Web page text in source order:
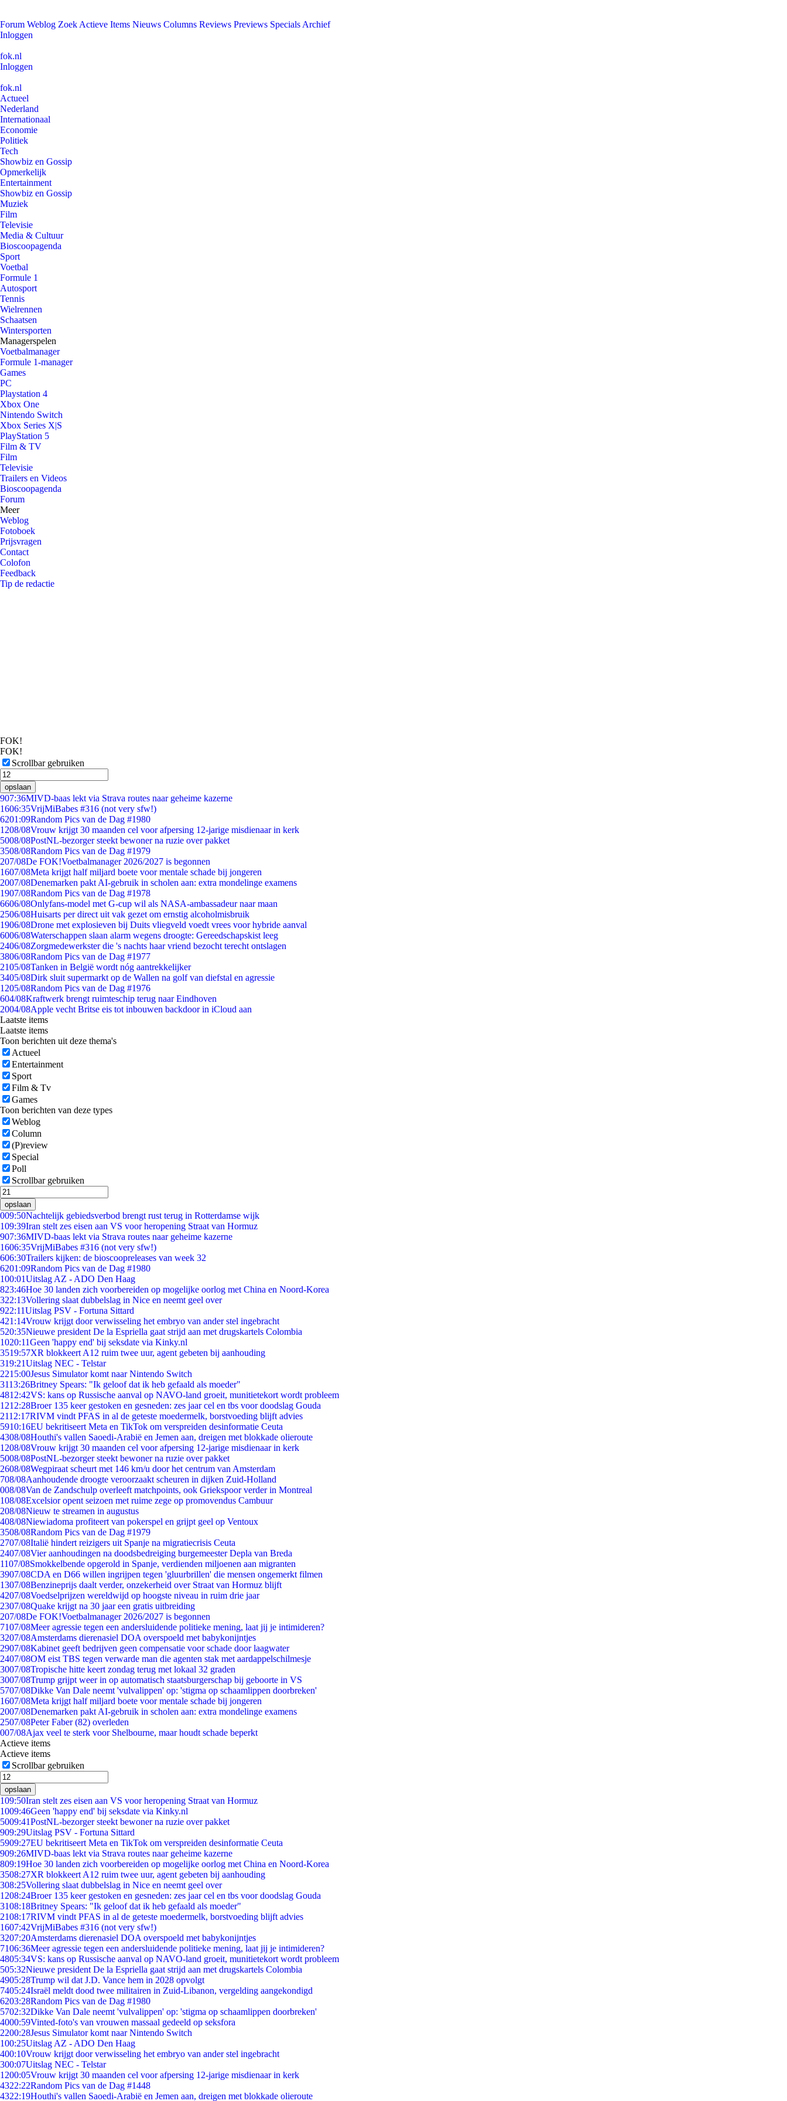
Forum Weblog Zoek Actieve Items Nieuws Columns Reviews Previews Specials Archief
Inloggen
fok.nl
Inloggen
fok.nl
Actueel
Nederland
Internationaal
Economie
Politiek
Tech
Showbiz en Gossip
Opmerkelijk
Entertainment
Showbiz en Gossip
Muziek
Film
Televisie
Media & Cultuur
Bioscoopagenda
Sport
Voetbal
Formule 1
Autosport
Tennis
Wielrennen
Schaatsen
Wintersporten
Managerspelen
Voetbalmanager
Formule 1-manager
Games
PC
Playstation 4
Xbox One
Nintendo Switch
Xbox Series X|S
PlayStation 5
Film & TV
Film
Televisie
Trailers en Videos
Bioscoopagenda
Forum
Meer
Weblog
Fotoboek
Prijsvragen
Contact
Colofon
Feedback
Tip de redactie
FOK!
FOK!
Scrollbar gebruiken
opslaan
907:36MIVD-baas lekt via Strava routes naar geheime kazerne
1606:35VrijMiBabes #316 (not very sfw!)
6201:09Random Pics van de Dag #1980
1208/08Vrouw krijgt 30 maanden cel voor afpersing 12-jarige misdienaar in kerk
5008/08PostNL-bezorger steekt bewoner na ruzie over pakket
3508/08Random Pics van de Dag #1979
207/08De FOK!Voetbalmanager 2026/2027 is begonnen
1607/08Meta krijgt half miljard boete voor mentale schade bij jongeren
2007/08Denemarken pakt AI-gebruik in scholen aan: extra mondelinge examens
1907/08Random Pics van de Dag #1978
6606/08Onlyfans-model met G-cup wil als NASA-ambassadeur naar maan
2506/08Huisarts per direct uit vak gezet om ernstig alcoholmisbruik
1906/08Drone met explosieven bij Duits vliegveld voedt vrees voor hybride aanval
6006/08Waterschappen slaan alarm wegens droogte: Gereedschapskist leeg
2406/08Zorgmedewerkster die 's nachts haar vriend bezocht terecht ontslagen
3806/08Random Pics van de Dag #1977
2105/08Tanken in België wordt nóg aantrekkelijker
3405/08Dirk sluit supermarkt op de Wallen na golf van diefstal en agressie
1205/08Random Pics van de Dag #1976
604/08Kraftwerk brengt ruimteschip terug naar Eindhoven
2004/08Apple vecht Britse eis tot inbouwen backdoor in iCloud aan
Laatste items
Laatste items
Toon berichten uit deze thema's
Actueel
Entertainment
Sport
Film & Tv
Games
Toon berichten van deze types
Weblog
Column
(P)review
Special
Poll
Scrollbar gebruiken
opslaan
009:50Nachtelijk gebiedsverbod brengt rust terug in Rotterdamse wijk
109:39Iran stelt zes eisen aan VS voor heropening Straat van Hormuz
907:36MIVD-baas lekt via Strava routes naar geheime kazerne
1606:35VrijMiBabes #316 (not very sfw!)
606:30Trailers kijken: de bioscoopreleases van week 32
6201:09Random Pics van de Dag #1980
100:01Uitslag AZ - ADO Den Haag
823:46Hoe 30 landen zich voorbereiden op mogelijke oorlog met China en Noord-Korea
322:13Vollering slaat dubbelslag in Nice en neemt geel over
922:11Uitslag PSV - Fortuna Sittard
421:14Vrouw krijgt door verwisseling het embryo van ander stel ingebracht
520:35Nieuwe president De la Espriella gaat strijd aan met drugskartels Colombia
1020:11Geen 'happy end' bij seksdate via Kinky.nl
3519:57XR blokkeert A12 ruim twee uur, agent gebeten bij aanhouding
319:21Uitslag NEC - Telstar
2215:00Jesus Simulator komt naar Nintendo Switch
3113:26Britney Spears: "Ik geloof dat ik heb gefaald als moeder"
4812:42VS: kans op Russische aanval op NAVO-land groeit, munitietekort wordt probleem
1212:28Broer 135 keer gestoken en gesneden: zes jaar cel en tbs voor doodslag Gouda
2112:17RIVM vindt PFAS in al de geteste moedermelk, borstvoeding blijft advies
5910:16EU bekritiseert Meta en TikTok om verspreiden desinformatie Ceuta
4308/08Houthi's vallen Saoedi-Arabië en Jemen aan, dreigen met blokkade olieroute
1208/08Vrouw krijgt 30 maanden cel voor afpersing 12-jarige misdienaar in kerk
5008/08PostNL-bezorger steekt bewoner na ruzie over pakket
2608/08Wegpiraat scheurt met 146 km/u door het centrum van Amsterdam
708/08Aanhoudende droogte veroorzaakt scheuren in dijken Zuid-Holland
008/08Van de Zandschulp overleeft matchpoints, ook Griekspoor verder in Montreal
108/08Excelsior opent seizoen met ruime zege op promovendus Cambuur
208/08Nieuw te streamen in augustus
408/08Niewiadoma profiteert van pokerspel en grijpt geel op Ventoux
3508/08Random Pics van de Dag #1979
2707/08Italië hindert reizigers uit Spanje na migratiecrisis Ceuta
2407/08Vier aanhoudingen na doodsbedreiging burgemeester Depla van Breda
1107/08Smokkelbende opgerold in Spanje, verdienden miljoenen aan migranten
3907/08CDA en D66 willen ingrijpen tegen 'gluurbrillen' die mensen ongemerkt filmen
1307/08Benzineprijs daalt verder, onzekerheid over Straat van Hormuz blijft
4207/08Voedselprijzen wereldwijd op hoogste niveau in ruim drie jaar
2307/08Quake krijgt na 30 jaar een gratis uitbreiding
207/08De FOK!Voetbalmanager 2026/2027 is begonnen
7107/08Meer agressie tegen een andersluidende politieke mening, laat jij je intimideren?
3207/08Amsterdams dierenasiel DOA overspoeld met babykonijntjes
2907/08Kabinet geeft bedrijven geen compensatie voor schade door laagwater
2407/08OM eist TBS tegen verwarde man die agenten stak met aardappelschilmesje
3007/08Tropische hitte keert zondag terug met lokaal 32 graden
3007/08Trump grijpt weer in op automatisch staatsburgerschap bij geboorte in VS
5707/08Dikke Van Dale neemt 'vulvalippen' op: 'stigma op schaamlippen doorbreken'
1607/08Meta krijgt half miljard boete voor mentale schade bij jongeren
2007/08Denemarken pakt AI-gebruik in scholen aan: extra mondelinge examens
2507/08Peter Faber (82) overleden
007/08Ajax veel te sterk voor Shelbourne, maar houdt schade beperkt
Actieve items
Actieve items
Scrollbar gebruiken
opslaan
109:50Iran stelt zes eisen aan VS voor heropening Straat van Hormuz
1009:46Geen 'happy end' bij seksdate via Kinky.nl
5009:41PostNL-bezorger steekt bewoner na ruzie over pakket
909:29Uitslag PSV - Fortuna Sittard
5909:27EU bekritiseert Meta en TikTok om verspreiden desinformatie Ceuta
909:26MIVD-baas lekt via Strava routes naar geheime kazerne
809:19Hoe 30 landen zich voorbereiden op mogelijke oorlog met China en Noord-Korea
3508:27XR blokkeert A12 ruim twee uur, agent gebeten bij aanhouding
308:25Vollering slaat dubbelslag in Nice en neemt geel over
1208:24Broer 135 keer gestoken en gesneden: zes jaar cel en tbs voor doodslag Gouda
3108:18Britney Spears: "Ik geloof dat ik heb gefaald als moeder"
2108:17RIVM vindt PFAS in al de geteste moedermelk, borstvoeding blijft advies
1607:42VrijMiBabes #316 (not very sfw!)
3207:20Amsterdams dierenasiel DOA overspoeld met babykonijntjes
7106:36Meer agressie tegen een andersluidende politieke mening, laat jij je intimideren?
4805:34VS: kans op Russische aanval op NAVO-land groeit, munitietekort wordt probleem
505:32Nieuwe president De la Espriella gaat strijd aan met drugskartels Colombia
4905:28Trump wil dat J.D. Vance hem in 2028 opvolgt
7405:24Israël meldt dood twee militairen in Zuid-Libanon, vergelding aangekondigd
6203:28Random Pics van de Dag #1980
5702:32Dikke Van Dale neemt 'vulvalippen' op: 'stigma op schaamlippen doorbreken'
4000:59Vinted-foto's van vrouwen massaal gedeeld op seksfora
2200:28Jesus Simulator komt naar Nintendo Switch
100:25Uitslag AZ - ADO Den Haag
400:10Vrouw krijgt door verwisseling het embryo van ander stel ingebracht
300:07Uitslag NEC - Telstar
1200:05Vrouw krijgt 30 maanden cel voor afpersing 12-jarige misdienaar in kerk
4322:22Random Pics van de Dag #1448
4322:19Houthi's vallen Saoedi-Arabië en Jemen aan, dreigen met blokkade olieroute